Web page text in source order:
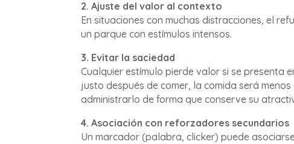
2. Ajuste del valor al contexto
En situaciones con muchas distracciones, el
un parque con estímulos intensos.
3. Evitar la saciedad
Cualquier estímulo pierde valor si se presenta
justo después de comer, la comida será
administrarlo de forma que conserve su
4. Asociación con reforzadores secundarios
Un marcador (palabra, clicker) puede